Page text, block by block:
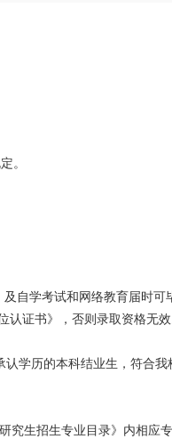
。
自学考试和网络教育届时
证书》，否则录取资格无效
学历的本科结业生，符合
生招生专业目录》内相应专